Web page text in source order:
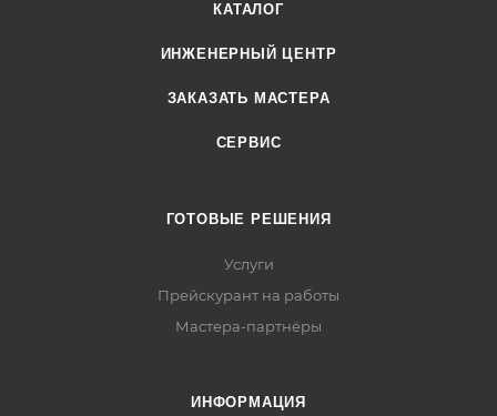
КАТАЛОГ
ИНЖЕНЕРНЫЙ ЦЕНТР
ЗАКАЗАТЬ МАСТЕРА
СЕРВИС
ГОТОВЫЕ РЕШЕНИЯ
Услуги
Прейскурант на работы
Мастера-партнёры
ИНФОРМАЦИЯ